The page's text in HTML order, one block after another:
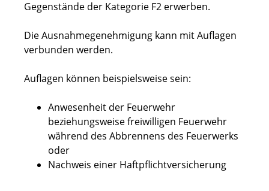
Gegenstände der Kategorie F2 erwerben.
Die Ausnahmegenehmigung kann mit Auflagen
verbunden werden.
Auflagen können beispielsweise sein:
Anwesenheit der Feuerwehr
beziehungsweise freiwilligen Feuerwehr
während des Abbrennens des Feuerwerks
oder
Nachweis einer Haftpflichtversicherung